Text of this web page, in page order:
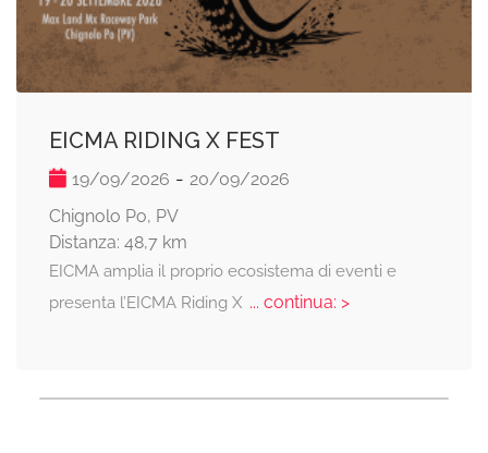
EICMA RIDING X FEST
19/09/2026 - 20/09/2026
Chignolo Po, PV
Distanza: 48,7 km
EICMA amplia il proprio ecosistema di eventi e
presenta l’EICMA Riding X... continua: >